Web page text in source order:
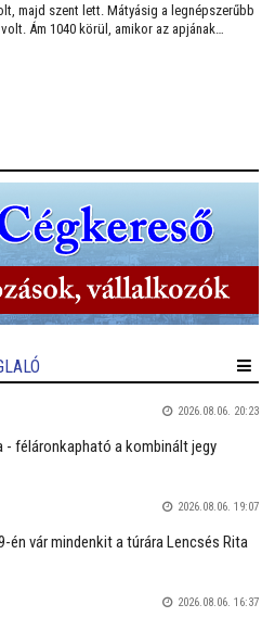
majd szent lett. Mátyásig a legnépszerűbb
Ám 1040 körül, amikor az apjának
világra jött, Géza nevű bátyja
2026.08.06. 20:23
- féláronkapható a kombinált jegy
2026.08.06. 19:07
én vár mindenkit a túrára Lencsés Rita
2026.08.06. 16:37